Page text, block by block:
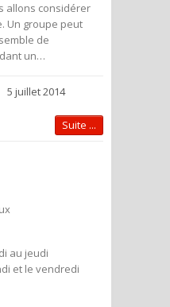
allons considérer
Un groupe peut
de
un…
5 juillet 2014
Suite ...
au jeudi
et le vendredi